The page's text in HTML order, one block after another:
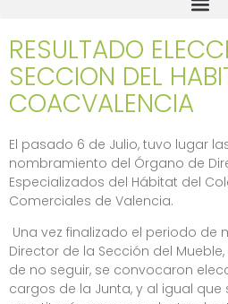
RESULTADO
SECCION DEL
COACVALENCIA
El pasado 6 de Julio, tuvo lugar
nombramiento del Órgano de
Especializados del Hábitat del
Comerciales de Valencia.
Una vez finalizado el periodo de
Director de la Sección del
de no seguir, se convocaron
cargos de la Junta, y al igual que